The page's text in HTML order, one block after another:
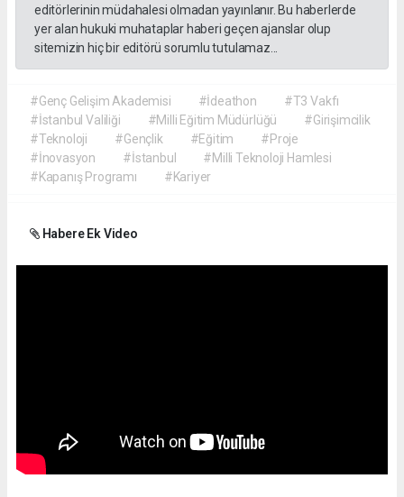
editörlerinin müdahalesi olmadan yayınlanır. Bu haberlerde
yer alan hukuki muhataplar haberi geçen ajanslar olup
sitemizin hiç bir editörü sorumlu tutulamaz...
#Genç Gelişim Akademisi #İdeathon
#T3 Vakfı
#İstanbul Valiliği
#Milli Eğitim Müdürlüğü
#Girişimcilik
#Teknoloji
#Gençlik #Eğitim
#Proje
#İnovasyon
#İstanbul
#Milli Teknoloji Hamlesi
#Kapanış Programı
#Kariyer
Habere Ek Video